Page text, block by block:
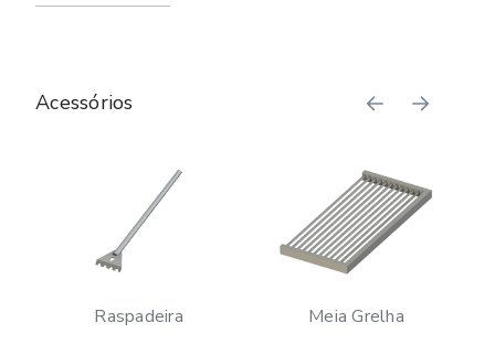
Acessórios
Raspadeira Meia Grelha